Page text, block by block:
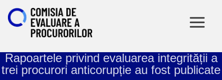
Rapoartele privind evaluarea integrității a
trei procurori anticorupție au fost publicate